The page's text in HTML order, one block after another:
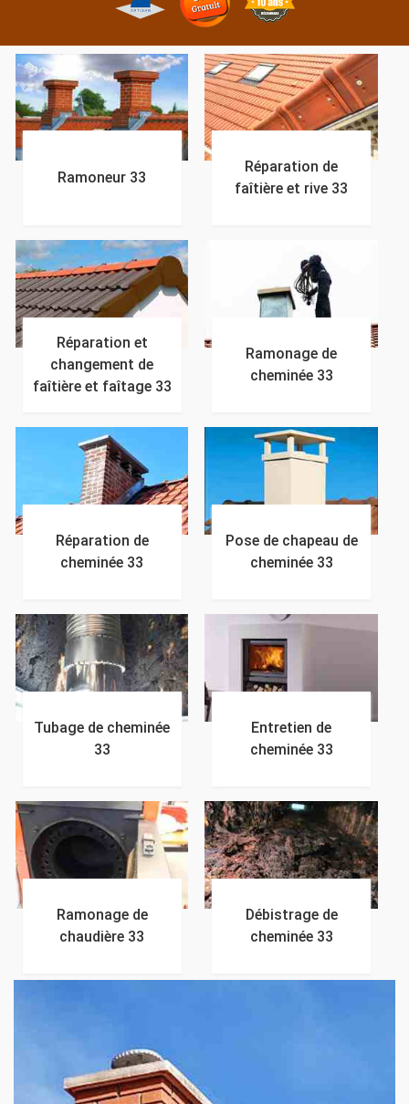
Ramoneur 33
Réparation de
faîtière et rive 33
Réparation et
changement de
faîtière et faîtage 33
Ramonage de
cheminée 33
Réparation de
cheminée 33
Pose de chapeau de
cheminée 33
Tubage de cheminée
33
Entretien de
cheminée 33
Ramonage de
chaudière 33
Débistrage de
cheminée 33